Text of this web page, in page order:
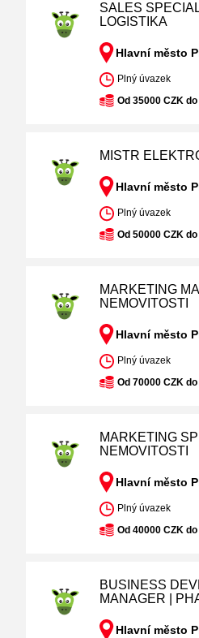
SALES
LOGISTIKA
Hlavní město
Plný úvazek
Od 35000 CZK
MISTR
Hlavní město
Plný úvazek
Od 50000 CZK
MARKETING
NEMOVITOSTI
Hlavní město
Plný úvazek
Od 70000 CZK
MARKETING
NEMOVITOSTI
Hlavní město
Plný úvazek
Od 40000 CZK
BUSINESS
MANAGER |
Hlavní město